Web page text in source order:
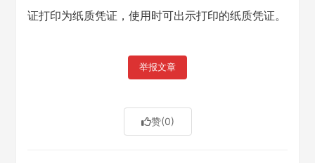
证打印为纸质凭证，使用时可出示打印的纸质凭证。
举报文章
赞(0)